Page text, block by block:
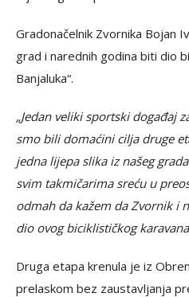
Gradonačelnik Zvornika Bojan
grad i narednih godina biti dio
Banjaluka“.
„Jedan veliki sportski događaj
smo bili domaćini cilja druge
jedna lijepa slika iz našeg
svim takmičarima sreću u
odmah da kažem da Zvornik i
dio ovog biciklističkog
Druga etapa krenula je iz
prelaskom bez zaustavljanja